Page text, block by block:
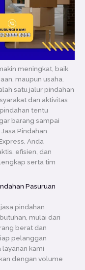
meningkat, baik
maupun usaha.
satu jalur pindahan
dan aktivitas
tentu
barang sampai
Pindahan
Anda
efisien, dan
serta tim
Pasuruan
pindahan
mulai dari
berat dan
pelanggan
kami
dengan volume